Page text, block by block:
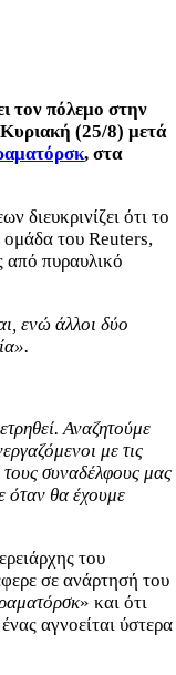
τον πόλεμο στην
Κυριακή (25/8) μετά
, στα
διευκρινίζει ότι το
ομάδα του Reuters,
πυραυλικό
ενώ άλλοι δύο
Αναζητούμε
με τις
συναδέλφους μας
όταν θα έχουμε
του
σε ανάρτησή του
» και ότι
αγνοείται ύστερα